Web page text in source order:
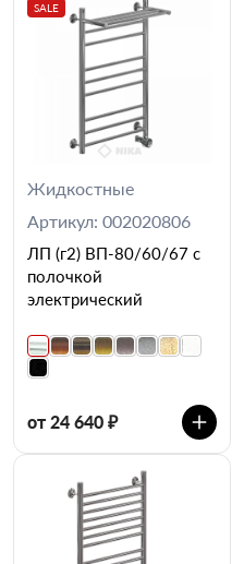
SALE
Жидкостные
Артикул: 002020806
ЛП (г2) ВП-80/60/67 с
полочкой
электрический
от 24 640 ₽